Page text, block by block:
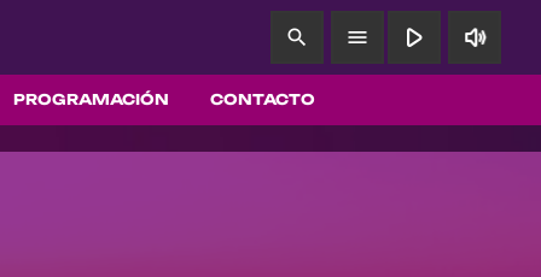
PROGRAMACIÓN CONTACTO
search menu play_arrow volume_up